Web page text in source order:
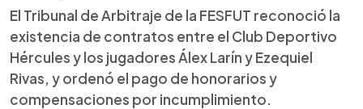
El Tribunal de Arbitraje de la FESFUT reconoció la
existencia de contratos entre el Club Deportivo
Hércules y los jugadores Álex Larín y Ezequiel
Rivas, y ordenó el pago de honorarios y
compensaciones por incumplimiento.